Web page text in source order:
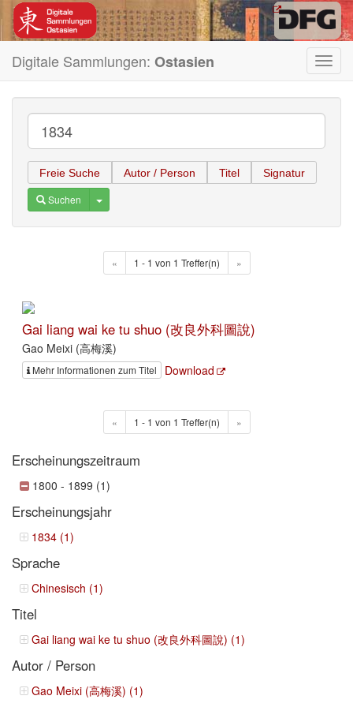
Digitale Sammlungen: Ostasien
Freie Suche Autor / Person Titel Signatur
Suchen Toggle Dropdown
« 1 - 1 von 1 Treffer(n) »
Gai liang wai ke tu shuo (改良外科圖說)
Gao Meixi (高梅溪)
Mehr Informationen zum Titel Download
« 1 - 1 von 1 Treffer(n) »
Erscheinungszeitraum
1800 - 1899 (1)
Erscheinungsjahr
1834 (1)
Sprache
Chinesisch (1)
Titel
Gai liang wai ke tu shuo (改良外科圖說) (1)
Autor / Person
Gao Meixi (高梅溪) (1)